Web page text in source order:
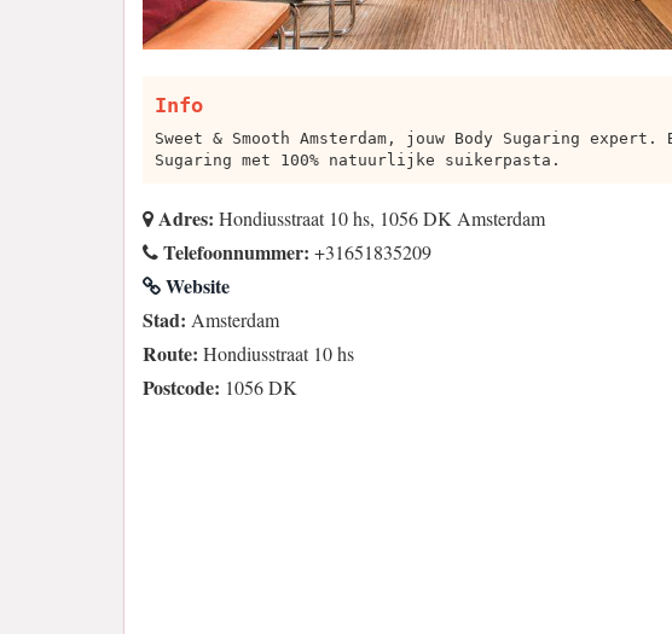
Info
Sweet & Smooth Amsterdam, jouw Body Sugaring expert.
Sugaring met 100% natuurlijke suikerpasta.
Adres: Hondiusstraat 10 hs, 1056 DK Amsterdam
Telefoonnummer: +31651835209
Website
Stad: Amsterdam
Route: Hondiusstraat 10 hs
Postcode: 1056 DK